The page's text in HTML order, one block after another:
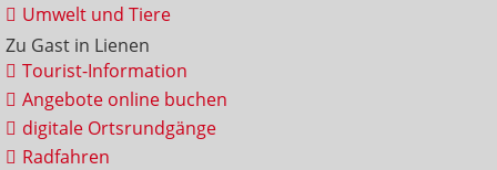
Umwelt und Tiere
Zu Gast in Lienen
Tourist-Information
Angebote online buchen
digitale Ortsrundgänge
Radfahren